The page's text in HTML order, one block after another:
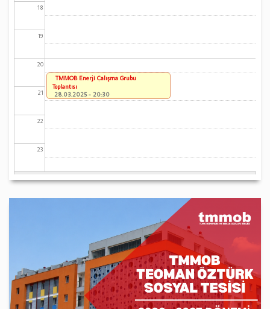
18
19
20
21
22
23
TMMOB Enerji Çalışma Grubu
Toplantısı
28.03.2025 - 20:30